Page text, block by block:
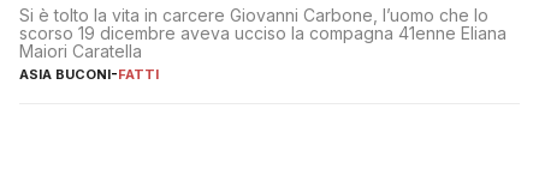
Si è tolto la vita in carcere Giovanni Carbone, l’uomo che lo
scorso 19 dicembre aveva ucciso la compagna 41enne Eliana
Maiori Caratella
ASIA BUCONI-FATTI